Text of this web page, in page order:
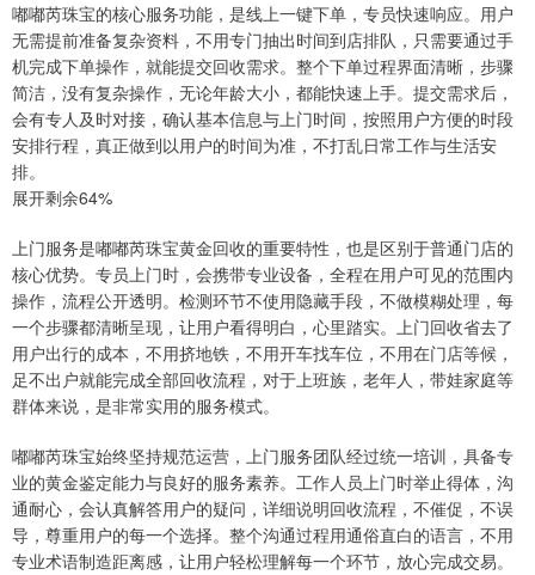
嘟嘟芮珠宝的核心服务功能，是线上一键下单，专员快速响应。用户
无需提前准备复杂资料，不用专门抽出时间到店排队，只需要通过手
机完成下单操作，就能提交回收需求。整个下单过程界面清晰，步骤
简洁，没有复杂操作，无论年龄大小，都能快速上手。提交需求后，
会有专人及时对接，确认基本信息与上门时间，按照用户方便的时段
安排行程，真正做到以用户的时间为准，不打乱日常工作与生活安
排。
展开剩余64%
上门服务是嘟嘟芮珠宝黄金回收的重要特性，也是区别于普通门店的
核心优势。专员上门时，会携带专业设备，全程在用户可见的范围内
操作，流程公开透明。检测环节不使用隐藏手段，不做模糊处理，每
一个步骤都清晰呈现，让用户看得明白，心里踏实。上门回收省去了
用户出行的成本，不用挤地铁，不用开车找车位，不用在门店等候，
足不出户就能完成全部回收流程，对于上班族，老年人，带娃家庭等
群体来说，是非常实用的服务模式。
嘟嘟芮珠宝始终坚持规范运营，上门服务团队经过统一培训，具备专
业的黄金鉴定能力与良好的服务素养。工作人员上门时举止得体，沟
通耐心，会认真解答用户的疑问，详细说明回收流程，不催促，不误
导，尊重用户的每一个选择。整个沟通过程用通俗直白的语言，不用
专业术语制造距离感，让用户轻松理解每一个环节，放心完成交易。